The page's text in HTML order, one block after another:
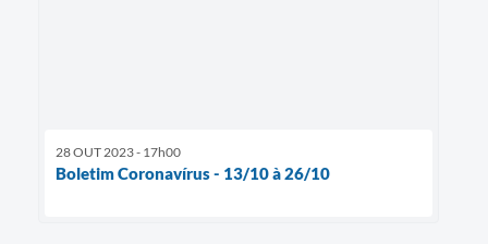
28 OUT 2023 - 17h00
Boletim Coronavírus - 13/10 à 26/10